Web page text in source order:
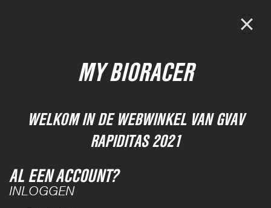
MY BIORACER
WELKOM IN DE WEBWINKEL VAN GVAV
RAPIDITAS 2021
AL EEN ACCOUNT?
INLOGGEN